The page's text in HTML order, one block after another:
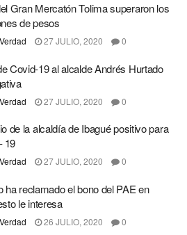
Gran Mercatón Tolima superaron los
de pesos
27 JULIO, 2020 0
Covid-19 al alcalde Andrés Hurtado
27 JULIO, 2020 0
de la alcaldía de Ibagué positivo para
19
27 JULIO, 2020 0
ha reclamado el bono del PAE en
le interesa
26 JULIO, 2020 0